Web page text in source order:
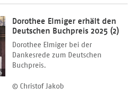
Dorothee Elmiger erhält den
Deutschen Buchpreis 2025 (2)
Dorothee Elmiger bei der
Dankesrede zum Deutschen
Buchpreis.
© Christof Jakob